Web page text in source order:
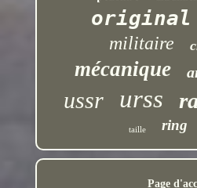
original
militaire
mécanique
ussr urss
taille ring
Page